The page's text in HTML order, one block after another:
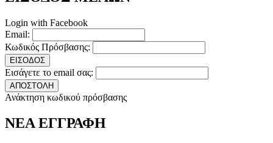
Login with Facebook
Email:
Κωδικός Πρόσβασης:
ΕΙΣΟΔΟΣ
Εισάγετε το email σας:
ΑΠΟΣΤΟΛΗ
Ανάκτηση κωδικού πρόσβασης
ΝΕΑ ΕΓΓΡΑΦΗ